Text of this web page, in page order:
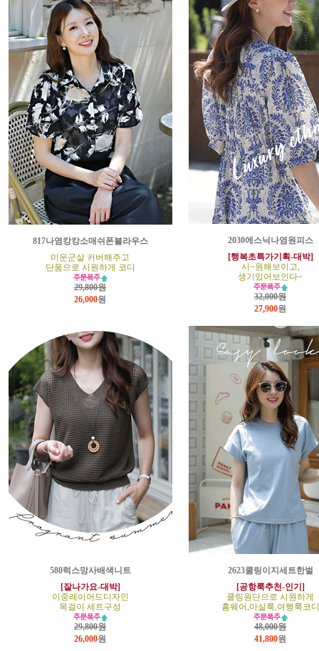
817나염캉캉소매쉬폰블라우스
미운군살 커버해주고
단품으로 시원하게 코디
29,800원
26,000원
2030에스닉나염원피스
[행복초특가기획-대박]
시~원해보이고,
생기있어보인다~
32,000원
27,900원
580럭스망사배색니트
[잘나가요-대박]
이중레이어드디자인
목걸이 세트구성
29,800원
26,000원
2623쿨링이지세트한벌
[공항룩추천-인기]
쿨링원단으로 시원하게
홈웨어,마실룩,여행룩코디
48,000원
41,800원